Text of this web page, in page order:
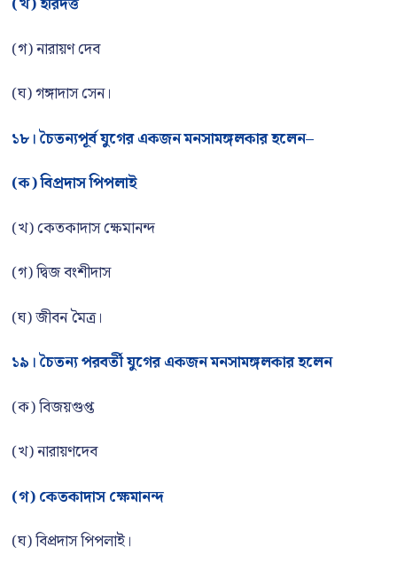
(গ) নারায়ণ দেব
(ঘ) গঙ্গাদাস সেন।
১৮। চৈতন্যপূর্ব যুগের একজন মনসামঙ্গলকার হলেন–
(ক) বিপ্রদাস পিপলাই
(খ) কেতকাদাস ক্ষেমানন্দ
(গ) দ্বিজ বংশীদাস
(ঘ) জীবন মৈত্র।
১৯। চৈতন্য পরবর্তী যুগের একজন মনসামঙ্গলকার হলেন
(ক) বিজয়গুপ্ত
(খ) নারায়ণদেব
(গ) কেতকাদাস ক্ষেমানন্দ
(ঘ) বিপ্রদাস পিপলাই।